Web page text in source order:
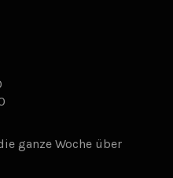
ganze Woche über